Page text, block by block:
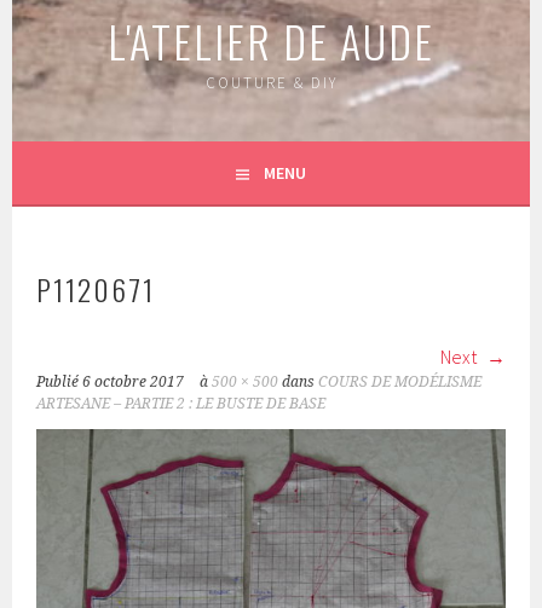
L'ATELIER DE AUDE
COUTURE & DIY
MENU
P1120671
Next
Publié6 octobre 2017 à500 × 500 dansCOURS DE MODÉLISME
ARTESANE – PARTIE 2 : LE BUSTE DE BASE